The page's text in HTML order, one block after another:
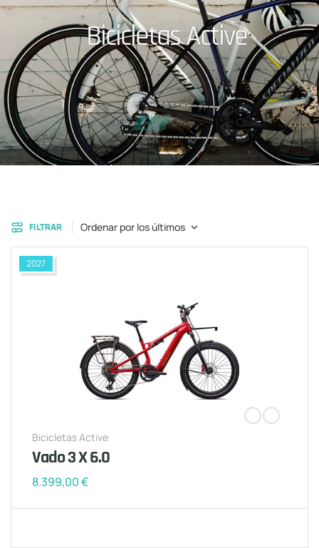
Bicicletas Active
FILTRAR Ordenar por los últimos
2027
Bicicletas Active
Vado 3 X 6.0
8.399,00€